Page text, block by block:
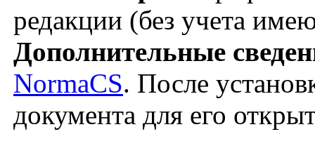
редакции (без учета
Дополнительные
NormaCS. После
документа для его